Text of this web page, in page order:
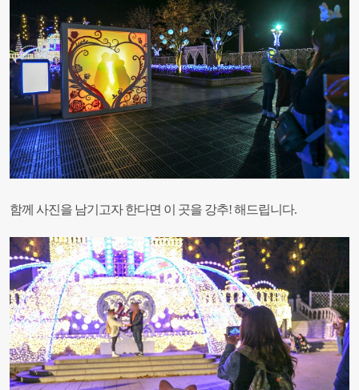
함께 사진을 남기고자 한다면 이 곳을 강추! 해드립니다.